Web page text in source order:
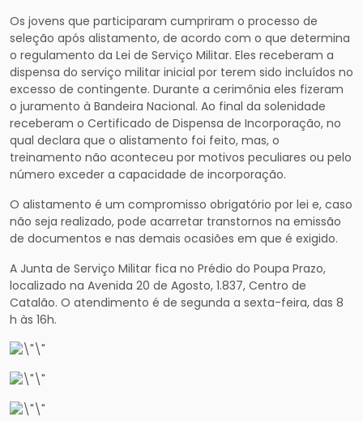
Os jovens que participaram cumpriram o processo de
seleção após alistamento, de acordo com o que determina
o regulamento da Lei de Serviço Militar. Eles receberam a
dispensa do serviço militar inicial por terem sido incluídos no
excesso de contingente. Durante a cerimônia eles fizeram
o juramento à Bandeira Nacional. Ao final da solenidade
receberam o Certificado de Dispensa de Incorporação, no
qual declara que o alistamento foi feito, mas, o
treinamento não aconteceu por motivos peculiares ou pelo
número exceder a capacidade de incorporação.
O alistamento é um compromisso obrigatório por lei e, caso
não seja realizado, pode acarretar transtornos na emissão
de documentos e nas demais ocasiões em que é exigido.
A Junta de Serviço Militar fica no Prédio do Poupa Prazo,
localizado na Avenida 20 de Agosto, 1.837, Centro de
Catalão. O atendimento é de segunda a sexta-feira, das 8
h às 16h.